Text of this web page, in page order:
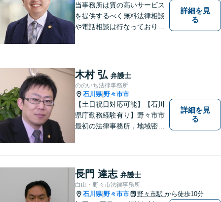
当事務所は質の高いサービス
を提供するべく無料法律相談
や電話相談は行なっておりま
をします。相続・遺言／債権
回収「スピード対応」／企業
法務「顧問契約も可能」【夜
間・休日面談可】【完全個
室】
詳細を見
る
木村 弘 弁護士
ののいち法律事務所
石川県| 野々市市
【土日祝日対応可能】【石川
県庁勤務経験有り】野々市市
最初の法律事務所，地域密着
詳細を見
る
長門 達志 弁護士
白山・野々市法律事務所
石川県| 野々市市 野々市駅 から徒歩10分